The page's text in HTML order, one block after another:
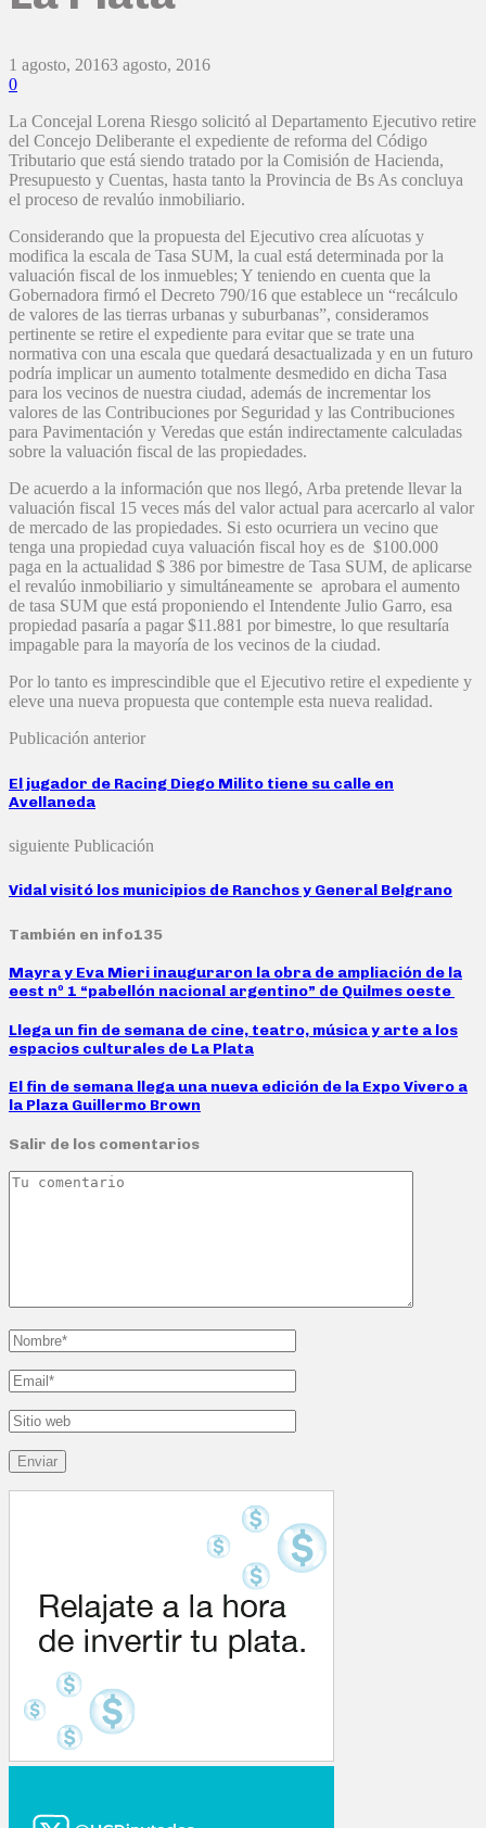
1 agosto, 20163 agosto, 2016
0
La Concejal Lorena Riesgo solicitó al Departamento Ejecutivo retire
del Concejo Deliberante el expediente de reforma del Código
Tributario que está siendo tratado por la Comisión de Hacienda,
Presupuesto y Cuentas, hasta tanto la Provincia de Bs As concluya
el proceso de revalúo inmobiliario.
Considerando que la propuesta del Ejecutivo crea alícuotas y
modifica la escala de Tasa SUM, la cual está determinada por la
valuación fiscal de los inmuebles; Y teniendo en cuenta que la
Gobernadora firmó el Decreto 790/16 que establece un “recálculo
de valores de las tierras urbanas y suburbanas”, consideramos
pertinente se retire el expediente para evitar que se trate una
normativa con una escala que quedará desactualizada y en un futuro
podría implicar un aumento totalmente desmedido en dicha Tasa
para los vecinos de nuestra ciudad, además de incrementar los
valores de las Contribuciones por Seguridad y las Contribuciones
para Pavimentación y Veredas que están indirectamente calculadas
sobre la valuación fiscal de las propiedades.
De acuerdo a la información que nos llegó, Arba pretende llevar la
valuación fiscal 15 veces más del valor actual para acercarlo al valor
de mercado de las propiedades. Si esto ocurriera un vecino que
tenga una propiedad cuya valuación fiscal hoy es de $100.000
paga en la actualidad $ 386 por bimestre de Tasa SUM, de aplicarse
el revalúo inmobiliario y simultáneamente se aprobara el aumento
de tasa SUM que está proponiendo el Intendente Julio Garro, esa
propiedad pasaría a pagar $11.881 por bimestre, lo que resultaría
impagable para la mayoría de los vecinos de la ciudad.
Por lo tanto es imprescindible que el Ejecutivo retire el expediente y
eleve una nueva propuesta que contemple esta nueva realidad.
Publicación anterior
El jugador de Racing Diego Milito tiene su calle en
Avellaneda
siguiente Publicación
Vidal visitó los municipios de Ranchos y General Belgrano
También en info135
Mayra y Eva Mieri inauguraron la obra de ampliación de la
eest nº 1 “pabellón nacional argentino” de Quilmes oeste
Llega un fin de semana de cine, teatro, música y arte a los
espacios culturales de La Plata
El fin de semana llega una nueva edición de la Expo Vivero a
la Plaza Guillermo Brown
Salir de los comentarios